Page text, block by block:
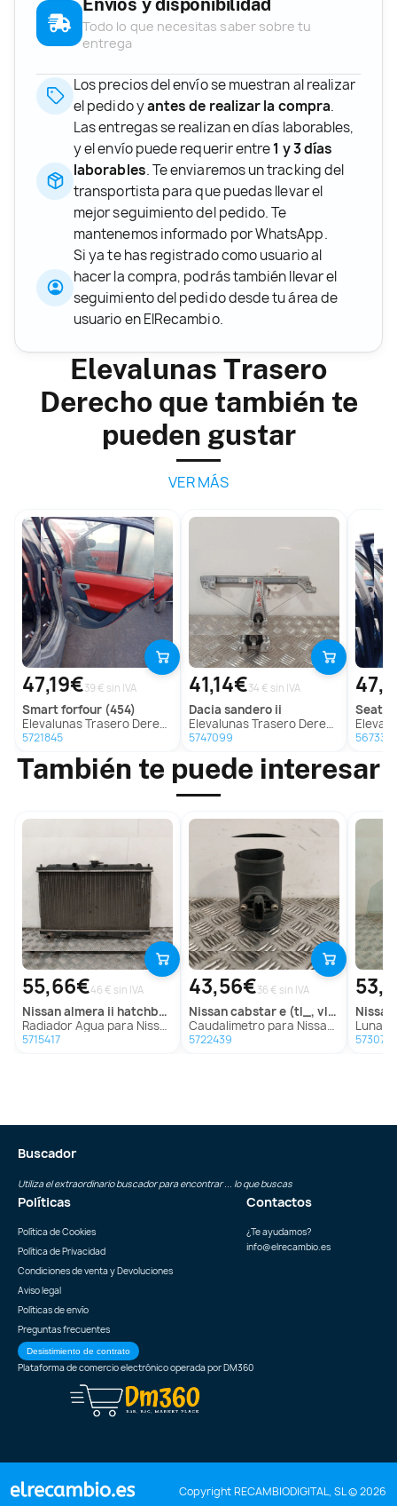
Todo lo que necesitas saber sobre tu
entrega
Los precios del envío se muestran al realizar
el pedido yantes de realizar la compra.
Las entregas se realizan en días laborables,
y el envío puede requerir entre1 y 3 días
laborables. Te enviaremos un tracking del
transportista para que puedas llevar el
mejor seguimiento del pedido. Te
mantenemos informado por WhatsApp.
Si ya te has registrado como usuario al
hacer la compra, podrás también llevar el
seguimiento del pedido desde tu área de
usuario en ElRecambio.
Elevalunas Trasero
Derecho que también te
pueden gustar
VER MÁS
47,19€39 € sin IVA
smartforfour (454)
Elevalunas Trasero Derecho para Smart Forfour (454)
5721845
41,14€34 € sin IVA
dacia sandero ii
Elevalunas Trasero Derecho para Dacia Sandero Ii
5747099
seat
Elevalunas
También te puede interesar
55,66€46 € sin IVA
nissanalmera ii hatchback (n16)
Radiador Agua para Nissan Almera Ii Hatchback (N16)
5715417
43,56€36 € sin IVA
nissancabstar e (tl_, vl_)
Caudalimetro para Nissan Cabstar E (Tl_, Vl_)
5722439
nissan
Luna
5730784
Buscador
Utiliza el extraordinario buscador para encontrar ... lo que buscas
Políticas
Política de Cookies
Política de Privacidad
Condiciones de venta y Devoluciones
Aviso legal
Políticas de envío
Preguntas frecuentes
Desistimiento de contrato
Contactos
¿Te ayudamos?
info@elrecambio.es
Plataforma de comercio electrónico operada porDM360
Copyright RECAMBIODIGITAL, SL © 2026